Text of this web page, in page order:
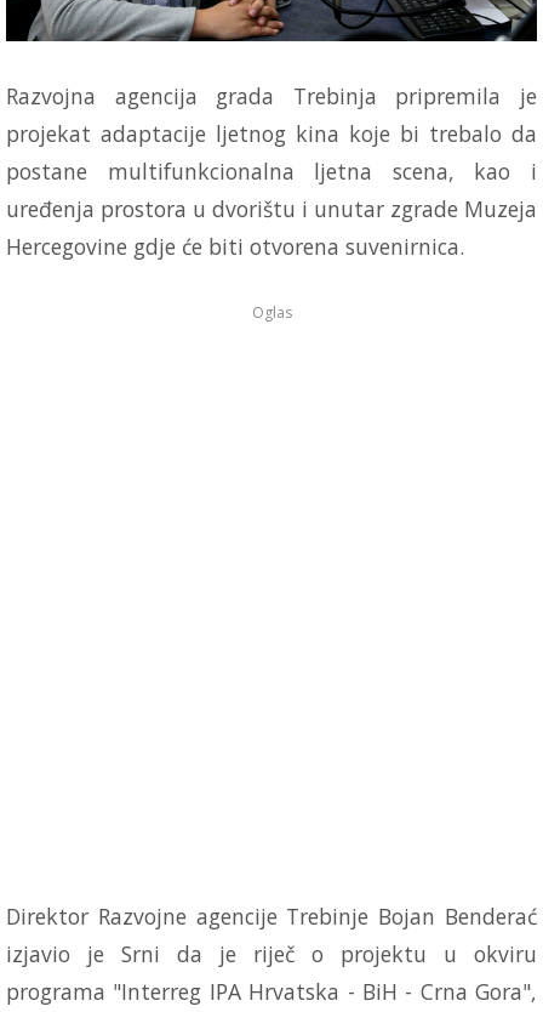
Razvojna agencija grada Trebinja pripremila je
projekat adaptacije ljetnog kina koje bi trebalo da
postane multifunkcionalna ljetna scena, kao i
uređenja prostora u dvorištu i unutar zgrade Muzeja
Hercegovine gdje će biti otvorena suvenirnica.
Oglas
Direktor Razvojne agencije Trebinje Bojan Benderać
izjavio je Srni da je riječ o projektu u okviru
programa "Interreg IPA Hrvatska - BiH - Crna Gora",